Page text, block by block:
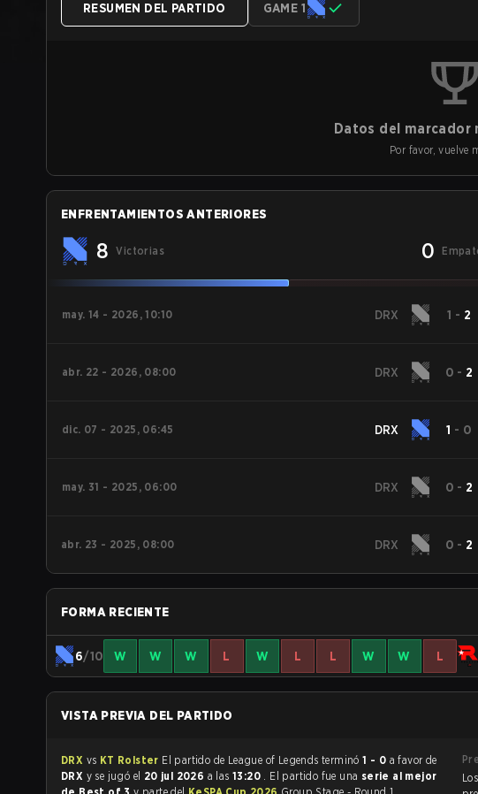
RESUMEN DEL PARTIDO GAME 1
Datos del marcador
Por favor, vuelve
ENFRENTAMIENTOS ANTERIORES
8 Victorias 0
may. 14 - 2026, 10:10 DRX 1 - 2
abr. 22 - 2026, 08:00 DRX 0 - 2
dic. 07 - 2025, 06:45 DRX 1 - 0
may. 31 - 2025, 06:00 DRX 0 - 2
abr. 23 - 2025, 08:00 DRX 0 - 2
FORMA RECIENTE
6/10 W W W L W L L W W L
VISTA PREVIA DEL PARTIDO
DRX vs KT Rolster El partido de League of Legends terminó1 - 0 a favor de
DRX y se jugó el 20 jul 2026 a las 13:20 . El partido fue una serie al mejor
Los